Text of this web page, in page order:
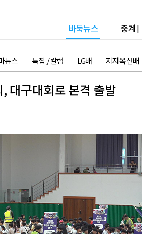
바둑뉴스 중계 |
뉴스 특집 / 칼럼 LG배 지지옥션배
대구대회로 본격 출발